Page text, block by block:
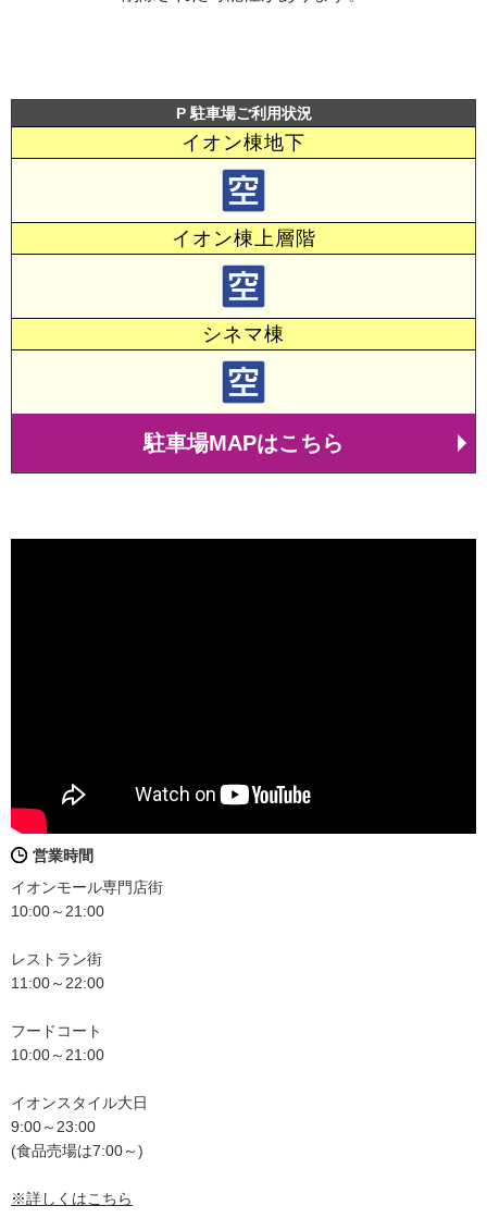
P 駐車場ご利用状況
イオン棟地下
イオン棟上層階
シネマ棟
駐車場MAPはこちら
営業時間
イオンモール専門店街
10:00～21:00
レストラン街
11:00～22:00
フードコート
10:00～21:00
イオンスタイル大日
9:00～23:00
(食品売場は7:00～)
※詳しくはこちら